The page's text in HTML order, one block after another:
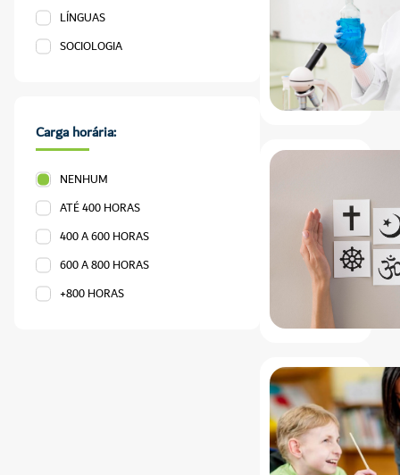
LÍNGUAS
SOCIOLOGIA
Carga horária:
NENHUM
ATÉ 400 HORAS
400 A 600 HORAS
600 A 800 HORAS
+800 HORAS